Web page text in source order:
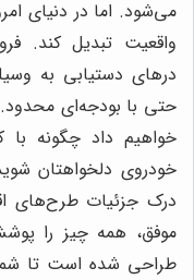
می‌شود. اما در دنیای
واقعیت تبدیل کند.
درهای دستیابی به
حتی با بودجه‌ای
خواهیم داد چگونه
خودروی دلخواهتان
درک جزئیات طرح‌های
موفق، همه چیز را
طراحی شده است تا شما